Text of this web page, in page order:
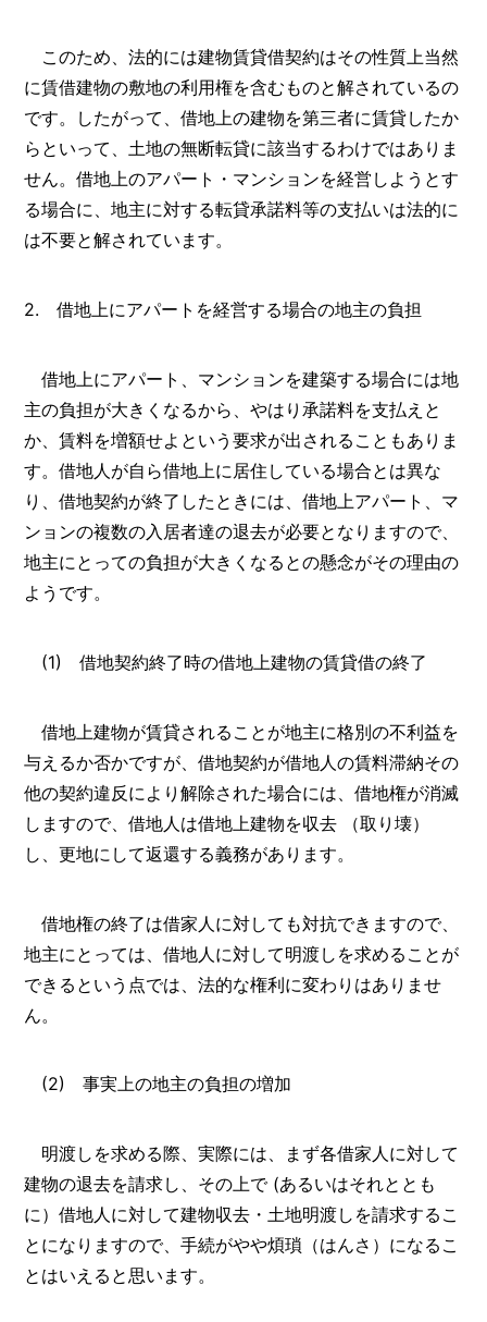
このため、法的には建物賃貸借契約はその性質上当然
に賃借建物の敷地の利用権を含むものと解されているの
です。したがって、借地上の建物を第三者に賃貸したか
らといって、土地の無断転貸に該当するわけではありま
せん。借地上のアパート・マンションを経営しようとす
る場合に、地主に対する転貸承諾料等の支払いは法的に
は不要と解されています。
2. 借地上にアパートを経営する場合の地主の負担
借地上にアパート、マンションを建築する場合には地
主の負担が大きくなるから、やはり承諾料を支払えと
か、賃料を増額せよという要求が出されることもありま
す。借地人が自ら借地上に居住している場合とは異な
り、借地契約が終了したときには、借地上アパート、マ
ンョンの複数の入居者達の退去が必要となりますので、
地主にとっての負担が大きくなるとの懸念がその理由の
ようです。
(1) 借地契約終了時の借地上建物の賃貸借の終了
借地上建物が賃貸されることが地主に格別の不利益を
与えるか否かですが、借地契約が借地人の賃料滞納その
他の契約違反により解除された場合には、借地権が消滅
しますので、借地人は借地上建物を収去 （取り壊）
し、更地にして返還する義務があります。
借地権の終了は借家人に対しても対抗できますので、
地主にとっては、借地人に対して明渡しを求めることが
できるという点では、法的な権利に変わりはありませ
ん。
(2) 事実上の地主の負担の増加
明渡しを求める際、実際には、まず各借家人に対して
建物の退去を請求し、その上で (あるいはそれととも
に）借地人に対して建物収去・土地明渡しを請求するこ
とになりますので、手続がやや煩瑣（はんさ）になるこ
とはいえると思います。